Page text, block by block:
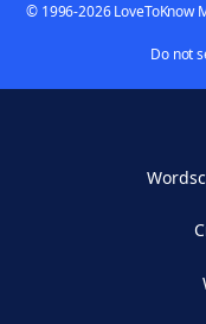
© 1996-2026 LoveToKnow
Do not